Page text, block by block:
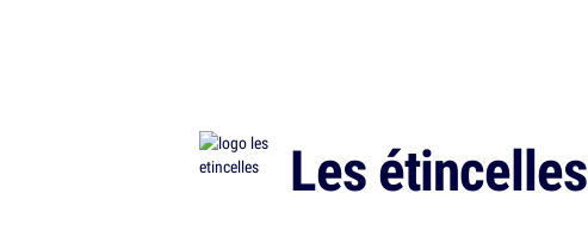
Les étincelles